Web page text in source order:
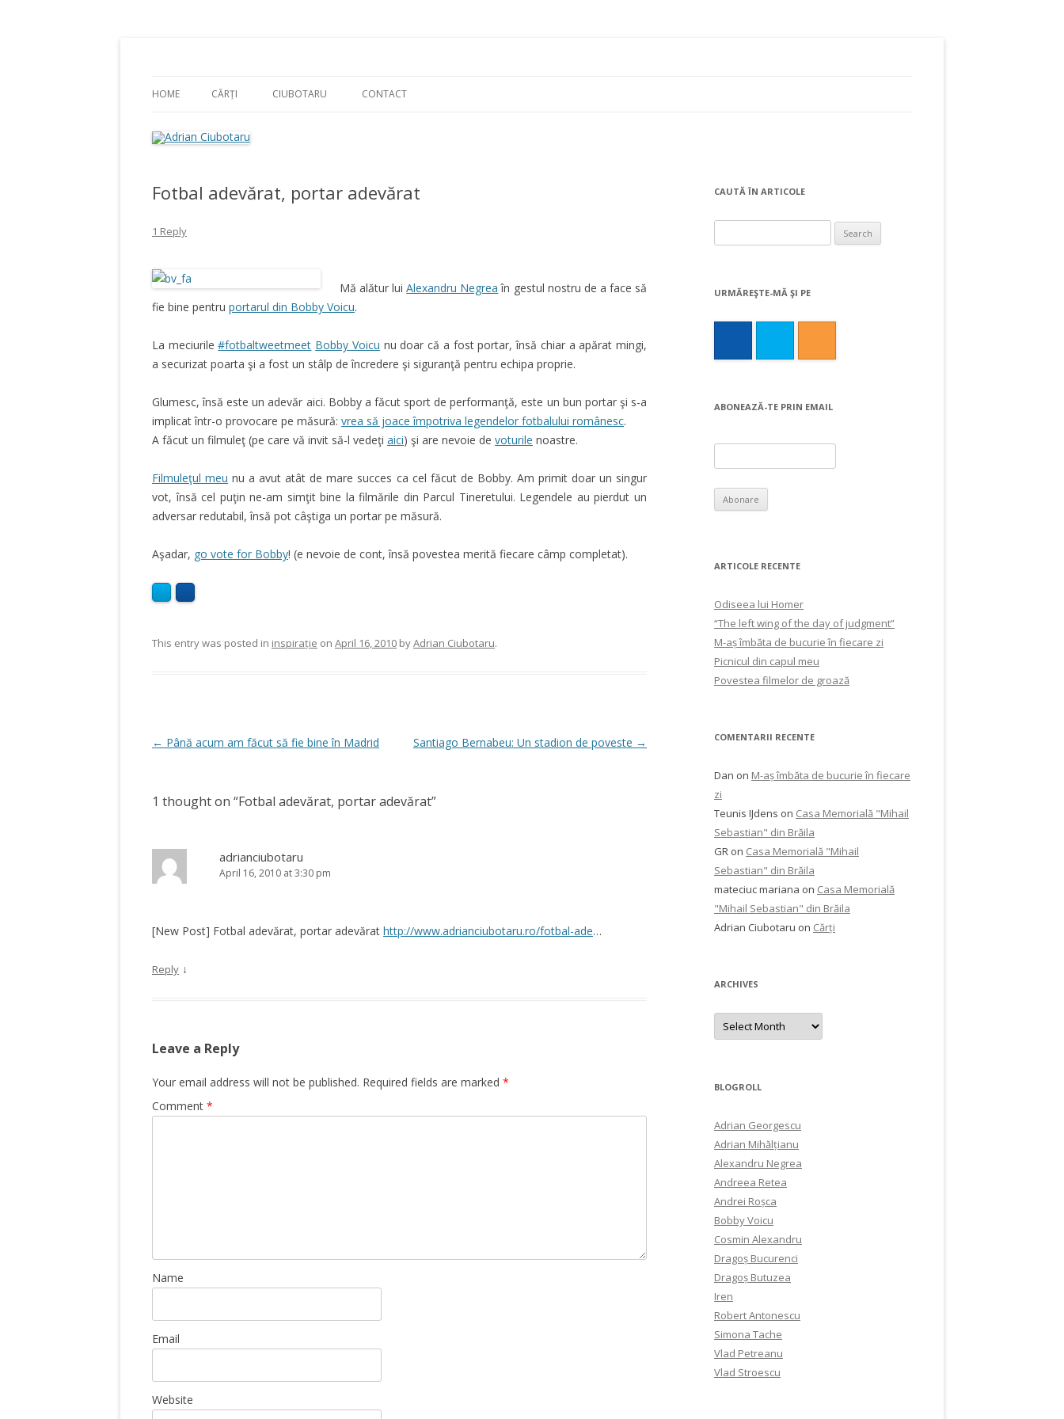
HOME CĂRȚI CIUBOTARU CONTACT
Fotbal adevărat, portar adevărat
1 Reply
Mă alătur luiAlexandru Negrea în gestul nostru de a face să
fie bine pentru portarul din Bobby Voicu.
La meciurile#fotbaltweetmeet Bobby Voicu nu doar că a fost portar, însă chiar a apărat mingi,
a securizat poarta şi a fost un stâlp de încredere şi siguranţă pentru echipa proprie.
Glumesc, însă este un adevăr aici. Bobby a făcut sport de performanţă, este un bun portar şi s-a
implicat într-o provocare pe măsură: vrea să joace împotriva legendelor fotbalului românesc.
A făcut un filmuleţ (pe care vă invit să-l vedeţi aici) şi are nevoie de voturile noastre.
Filmuleţul meu nu a avut atât de mare succes ca cel făcut de Bobby. Am primit doar un singur
vot, însă cel puţin ne-am simţit bine la filmările din Parcul Tineretului. Legendele au pierdut un
adversar redutabil, însă pot câştiga un portar pe măsură.
Aşadar, go vote for Bobby! (e nevoie de cont, însă povestea merită fiecare câmp completat).
This entry was posted in inspirație on April 16, 2010 byAdrian Ciubotaru.
Post
← Până acum am făcut să fie bine în Madrid Santiago Bernabeu: Un stadion de poveste →
1 thought on “Fotbal adevărat, portar adevărat”
adrianciubotaru
April 16, 2010 at 3:30 pm
[New Post] Fotbal adevărat, portar adevărat http://www.adrianciubotaru.ro/fotbal-ade…
Reply ↓
Leave a Reply
Your email address will not be published. Required fields are marked *
Comment *
Name
Email
Website
CAUTĂ ÎN ARTICOLE
for:
URMĂREŞTE-MĂ ŞI PE
ABONEAZĂ-TE PRIN EMAIL
ARTICOLE RECENTE
Odiseea lui Homer
“The left wing of the day of judgment”
M-aș îmbăta de bucurie în fiecare zi
Picnicul din capul meu
Povestea filmelor de groază
COMENTARII RECENTE
Dan on M-aș îmbăta de bucurie în fiecare
zi
Teunis IJdens on Casa Memorială "Mihail
Sebastian" din Brăila
GR on Casa Memorială "Mihail
Sebastian" din Brăila
mateciuc mariana on Casa Memorială
"Mihail Sebastian" din Brăila
Adrian Ciubotaru on Cărți
ARCHIVES
Archives
BLOGROLL
Adrian Georgescu
Adrian Mihălțianu
Alexandru Negrea
Andreea Retea
Andrei Roșca
Bobby Voicu
Cosmin Alexandru
Dragoș Bucurenci
Dragoș Butuzea
Iren
Robert Antonescu
Simona Tache
Vlad Petreanu
Vlad Stroescu